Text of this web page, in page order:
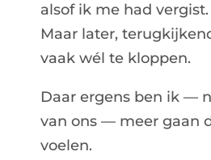
alsof ik me had vergist.
Maar later,
vaak wél te kloppen.
Daar ergens ben ik —
van ons — meer gaan
voelen.